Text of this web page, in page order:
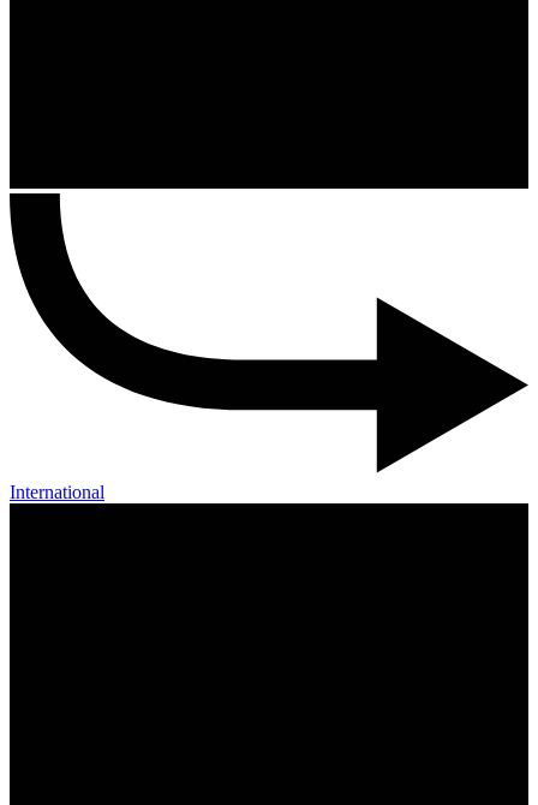
International